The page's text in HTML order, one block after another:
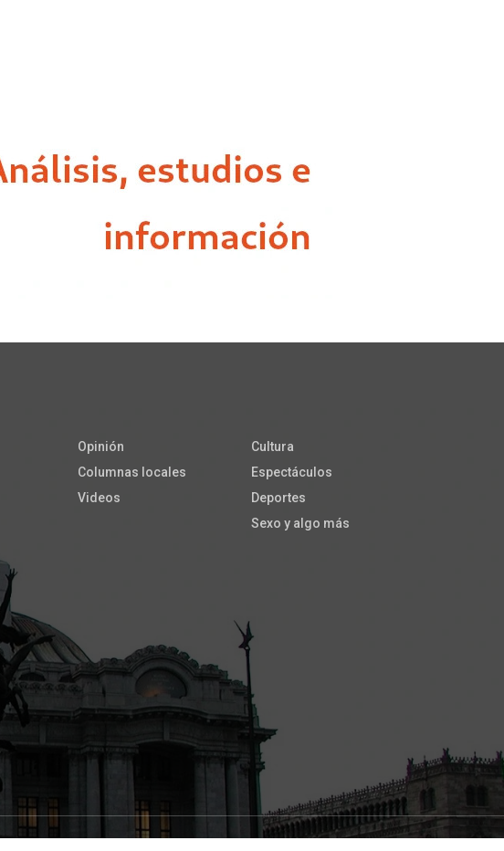
Opinión
Columnas locales
Videos
Cultura
Espectáculos
Deportes
Sexo y algo más